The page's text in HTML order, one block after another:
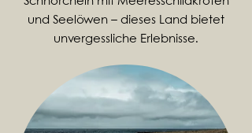
und Seelöwen – dieses Land bietet
unvergessliche Erlebnisse.